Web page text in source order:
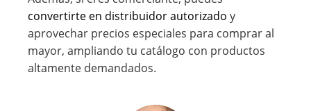
convertirte en distribuidor autorizado y
aprovechar precios especiales para comprar al
mayor, ampliando tu catálogo con productos
altamente demandados.